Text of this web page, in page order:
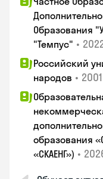
Образования
"Темпус" •
Российский
народов •
образования
«СКАЕНГ») •